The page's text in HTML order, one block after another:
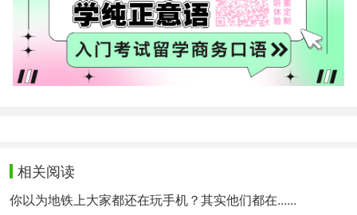
相关阅读
你以为地铁上大家都还在玩手机？其实他们都在......